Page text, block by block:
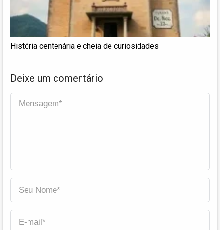
História centenária e cheia de curiosidades
Deixe um comentário